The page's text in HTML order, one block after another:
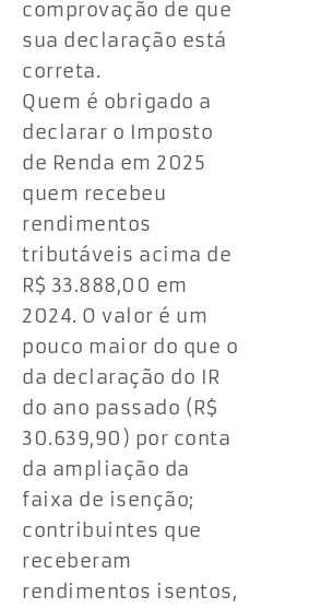
comprovação de que
sua declaração está
correta.
Quem é obrigado a
declarar o Imposto
de Renda em 2025
quem recebeu
rendimentos
tributáveis acima de
R$ 33.888,00 em
2024. O valor é um
pouco maior do que o
da declaração do IR
do ano passado (R$
30.639,90) por conta
da ampliação da
faixa de isenção;
contribuintes que
receberam
rendimentos isentos,